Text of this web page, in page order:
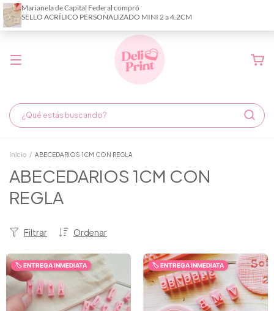
Demora de fabricación hasta 6 días hábiles
Inicio / ABECEDARIOS 1CM CON REGLA
ABECEDARIOS 1CM CON
REGLA
Ordenar
Filtrar
🏷️ ENTREGA INMEDIATA 🏷️ ENTREGA INMEDIATA